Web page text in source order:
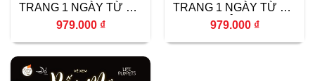
TRANG 1 NGÀY TỪ ĐÀ
LẠT – NĂNG LƯỢNG
979.000 ₫
TRANG 1 NGÀY TỪ ĐÀ
LẠT – KHỞI ĐẦU MỚI
979.000 ₫